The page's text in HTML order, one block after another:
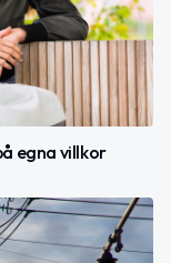
egna villkor